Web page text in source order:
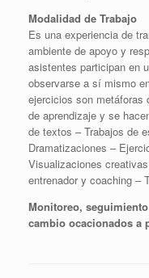
Modalidad de Trabajo
Es una experiencia de
ambiente de apoyo y
asistentes participan en
observarse a sí mismo
ejercicios son metáforas
de aprendizaje y se
de textos – Trabajos de
Dramatizaciones –
Visualizaciones
entrenador y coaching –
Monitoreo,
cambio ocacionados a